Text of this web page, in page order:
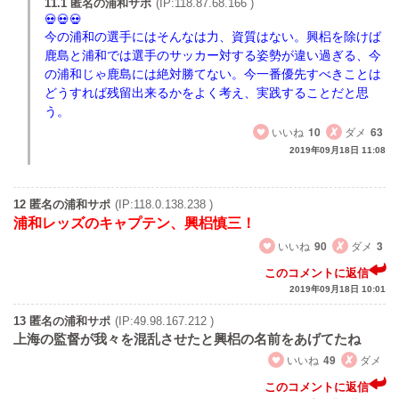
11.1 匿名の浦和サポ (IP:118.87.68.166 )
今の浦和の選手にはそんなは力、資質はない。興梠を除けば
鹿島と浦和では選手のサッカー対する姿勢が違い過ぎる、今
の浦和じゃ鹿島には絶対勝てない。今一番優先すべきことは
どうすれば残留出来るかをよく考え、実践することだと思
う。
いいね 10 ダメ 63
2019年09月18日 11:08
12 匿名の浦和サポ (IP:118.0.138.238 )
浦和レッズのキャプテン、興梠慎三！
いいね 90 ダメ 3
このコメントに返信
2019年09月18日 10:01
13 匿名の浦和サポ (IP:49.98.167.212 )
上海の監督が我々を混乱させたと興梠の名前をあげてたね
いいね 49 ダメ
このコメントに返信